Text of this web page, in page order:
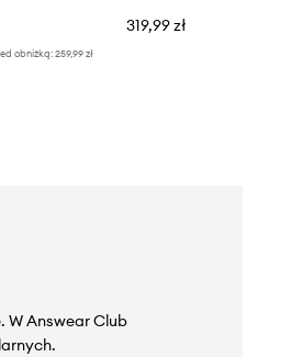
obniżką:259,99 zł
319,99 zł
W Answear Club